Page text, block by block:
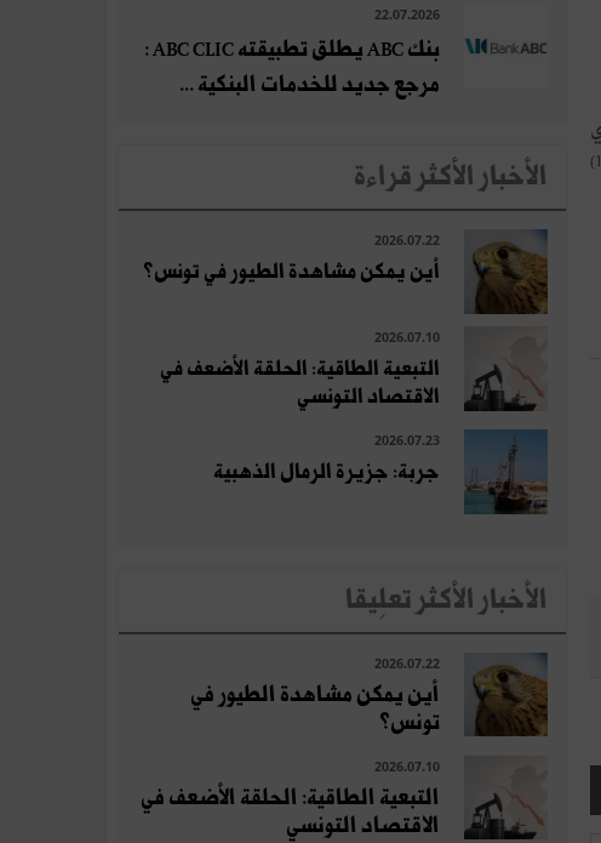
22.07.2026
بنك ABC يطلق تطبيقته ABC CLIC :
مرجع جديد للخدمات البنكية ...
الأخبار الأكثر قراءة
2026.07.22
أين يمكن مشاهدة الطيور في تونس؟
2026.07.10
التبعية الطاقية: الحلقة الأضعف في
الاقتصاد التونسي
2026.07.23
جربة: جزيرة الرمال الذهبية
الأخبار الأكثر تعلِيقا
2026.07.22
أين يمكن مشاهدة الطيور في
تونس؟
2026.07.10
التبعية الطاقية: الحلقة الأضعف في
الاقتصاد التونسي